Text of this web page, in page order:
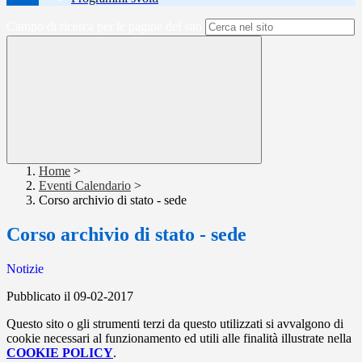
Home >
Eventi Calendario >
Corso archivio di stato - sede
Corso archivio di stato - sede
Notizie
Pubblicato il 09-02-2017
Questo sito o gli strumenti terzi da questo utilizzati si avvalgono di
cookie necessari al funzionamento ed utili alle finalità illustrate nella
COOKIE POLICY.